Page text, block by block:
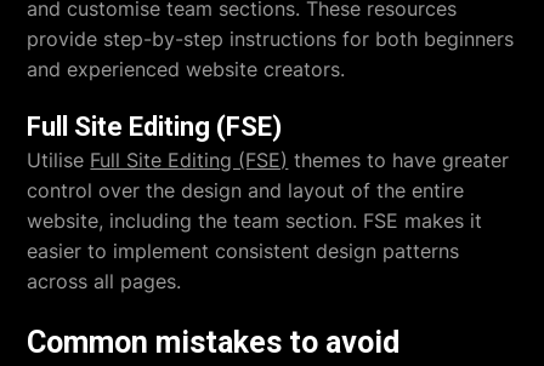
and customise team sections. These resources
provide step-by-step instructions for both beginners
and experienced website creators.
Full Site Editing (FSE)
Utilise Full Site Editing (FSE) themes to have greater
control over the design and layout of the entire
website, including the team section. FSE makes it
easier to implement consistent design patterns
across all pages.
Common mistakes to avoid